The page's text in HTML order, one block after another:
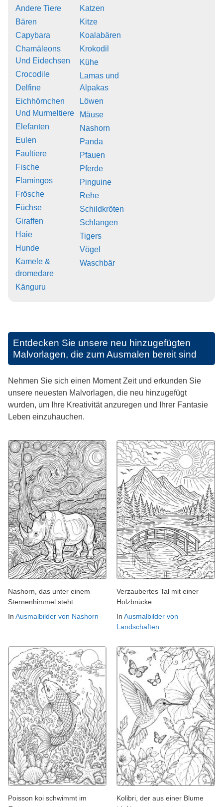
Andere Tiere
Bären
Capybara
Chamäleons
Und Eidechsen
Crocodile
Delfine
Eichhörnchen
Und Murmeltiere
Elefanten
Eulen
Faultiere
Fische
Flamingos
Frösche
Füchse
Giraffen
Haie
Hunde
Kamele &
dromedare
Känguru
Katzen
Kitze
Koalabären
Krokodil
Kühe
Lamas und
Alpakas
Löwen
Mäuse
Nashorn
Panda
Pfauen
Pferde
Pinguine
Rehe
Schildkröten
Schlangen
Tigers
Vögel
Waschbär
Entdecken Sie unsere neu hinzugefügten
Malvorlagen, die zum Ausmalen bereit sind
Nehmen Sie sich einen Moment Zeit und erkunden Sie
unsere neuesten Malvorlagen, die neu hinzugefügt
wurden, um Ihre Kreativität anzuregen und Ihrer Fantasie
Leben einzuhauchen.
Nashorn, das unter einem
Sternenhimmel steht
In Ausmalbilder von Nashorn
Verzaubertes Tal mit einer
Holzbrücke
In Ausmalbilder von
Landschaften
Poisson koi schwimmt im
Kolibri, der aus einer Blume